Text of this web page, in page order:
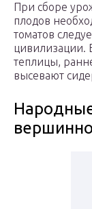
При сборе
плодов
томатов
цивилизации.
теплицы,
высевают